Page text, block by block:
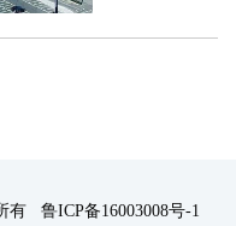
有 鲁ICP备16003008号-1